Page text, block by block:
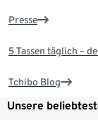
Presse
5 Tassen täglich –
Tchibo Blog
Unsere